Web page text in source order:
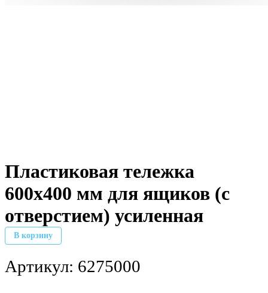
Пластиковая тележка
600х400 мм для ящиков (с
отверстием) усиленная
В корзину
Артикул: 6275000